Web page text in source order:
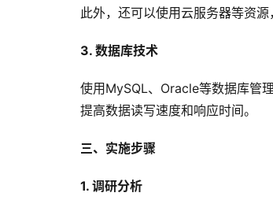
此外，还可以使用云服务器等资源
3. 数据库技术
使用MySQL、Oracle等数据库管
提高数据读写速度和响应时间。
三、实施步骤
1. 调研分析